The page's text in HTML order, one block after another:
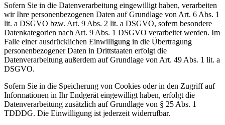
Sofern Sie in die Datenverarbeitung eingewilligt haben, verarbeiten
wir Ihre personenbezogenen Daten auf Grundlage von Art. 6 Abs. 1
lit. a DSGVO bzw. Art. 9 Abs. 2 lit. a DSGVO, sofern besondere
Datenkategorien nach Art. 9 Abs. 1 DSGVO verarbeitet werden. Im
Falle einer ausdrücklichen Einwilligung in die Übertragung
personenbezogener Daten in Drittstaaten erfolgt die
Datenverarbeitung außerdem auf Grundlage von Art. 49 Abs. 1 lit. a
DSGVO.
Sofern Sie in die Speicherung von Cookies oder in den Zugriff auf
Informationen in Ihr Endgerät eingewilligt haben, erfolgt die
Datenverarbeitung zusätzlich auf Grundlage von § 25 Abs. 1
TDDDG. Die Einwilligung ist jederzeit widerrufbar.